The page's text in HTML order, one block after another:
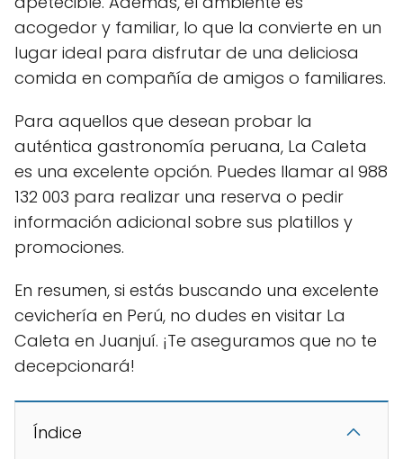
acogedor y familiar, lo que la convierte en un
lugar ideal para disfrutar de una deliciosa
comida en compañía de amigos o familiares.
Para aquellos que desean probar la
auténtica gastronomía peruana, La Caleta
es una excelente opción. Puedes llamar al 988
132 003 para realizar una reserva o pedir
información adicional sobre sus platillos y
promociones.
En resumen, si estás buscando una excelente
cevichería en Perú, no dudes en visitar La
Caleta en Juanjuí. ¡Te aseguramos que no te
decepcionará!
Índice